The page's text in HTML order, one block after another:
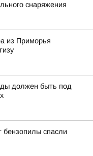
снаряжения
из Приморья
должен быть под
бензопилы спасли